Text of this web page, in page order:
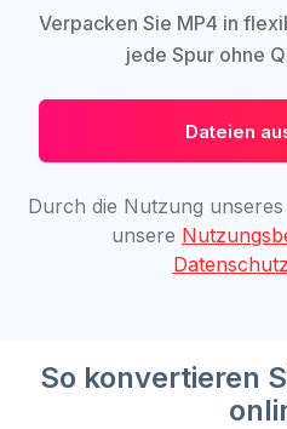
Verpacken Sie MP4 in
jede Spur ohne
Dateien
Durch die Nutzung
unsere
So konvertieren